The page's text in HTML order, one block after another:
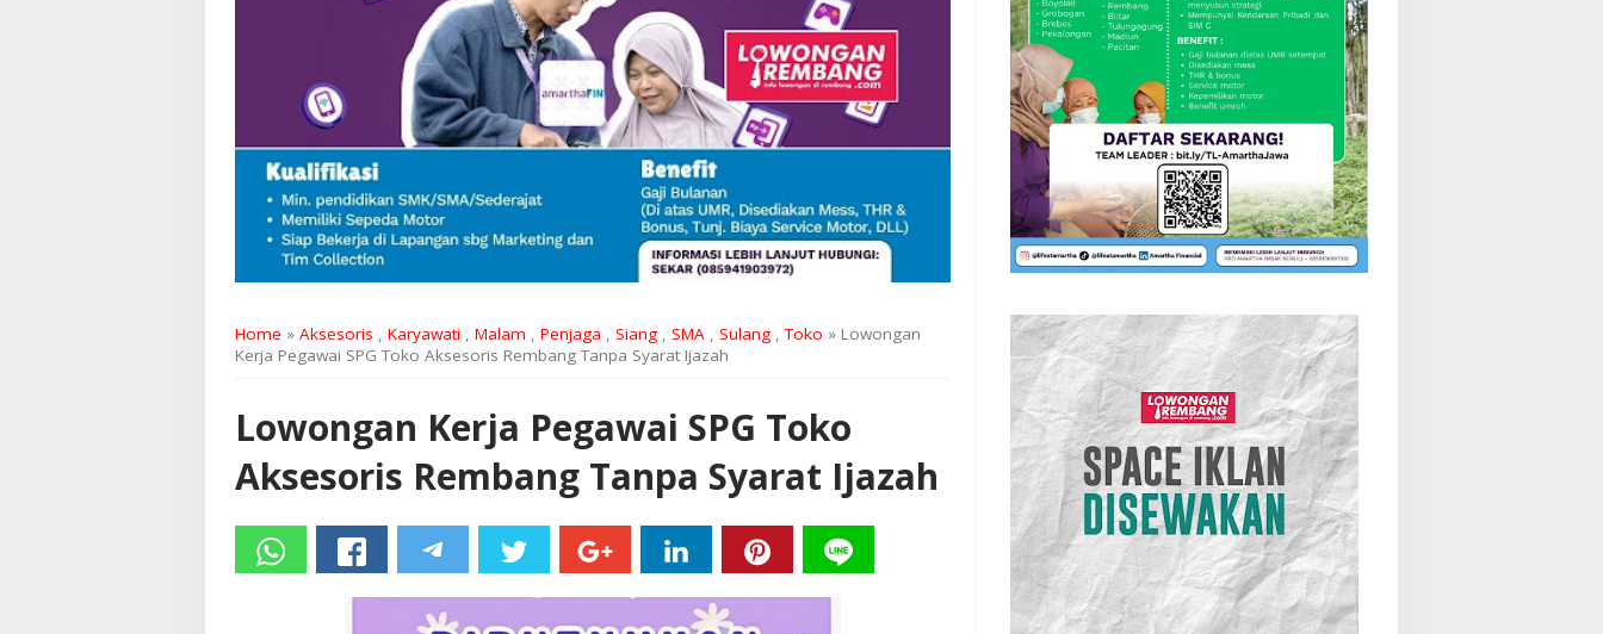
Home » Aksesoris , Karyawati , Malam , Penjaga , Siang , SMA , Sulang ,Toko » Lowongan
Kerja Pegawai SPG Toko Aksesoris Rembang Tanpa Syarat Ijazah
Lowongan Kerja Pegawai SPG Toko
Aksesoris Rembang Tanpa Syarat Ijazah